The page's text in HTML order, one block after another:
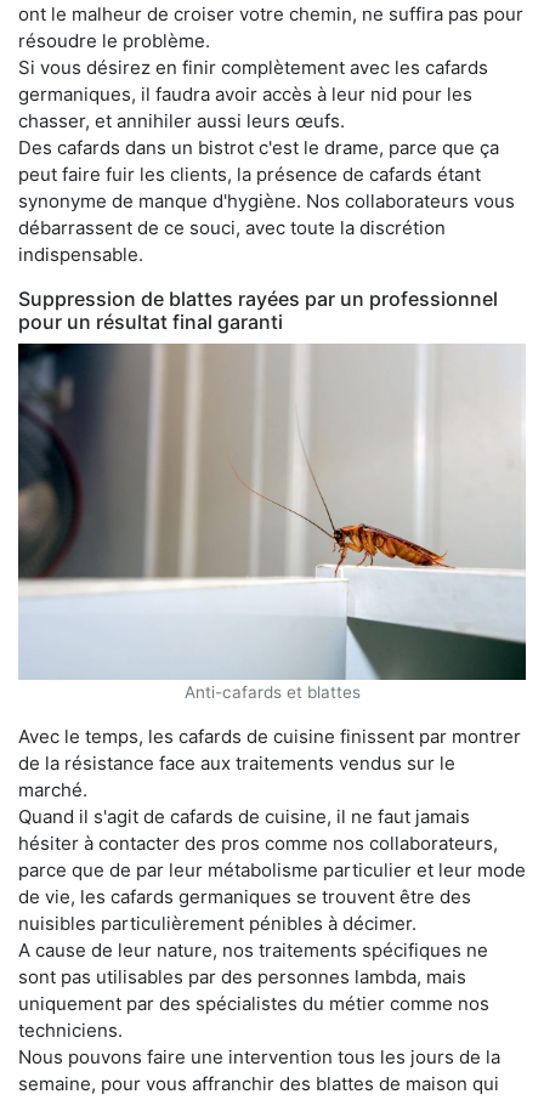
ont le malheur de croiser votre chemin, ne suffira pas pour
résoudre le problème.
Si vous désirez en finir complètement avec les cafards
germaniques, il faudra avoir accès à leur nid pour les
chasser, et annihiler aussi leurs œufs.
Des cafards dans un bistrot c'est le drame, parce que ça
peut faire fuir les clients, la présence de cafards étant
synonyme de manque d'hygiène. Nos collaborateurs vous
débarrassent de ce souci, avec toute la discrétion
indispensable.
Suppression de blattes rayées par un professionnel
pour un résultat final garanti
Anti-cafards et blattes
Avec le temps, les cafards de cuisine finissent par montrer
de la résistance face aux traitements vendus sur le
marché.
Quand il s'agit de cafards de cuisine, il ne faut jamais
hésiter à contacter des pros comme nos collaborateurs,
parce que de par leur métabolisme particulier et leur mode
de vie, les cafards germaniques se trouvent être des
nuisibles particulièrement pénibles à décimer.
A cause de leur nature, nos traitements spécifiques ne
sont pas utilisables par des personnes lambda, mais
uniquement par des spécialistes du métier comme nos
techniciens.
Nous pouvons faire une intervention tous les jours de la
semaine, pour vous affranchir des blattes de maison qui